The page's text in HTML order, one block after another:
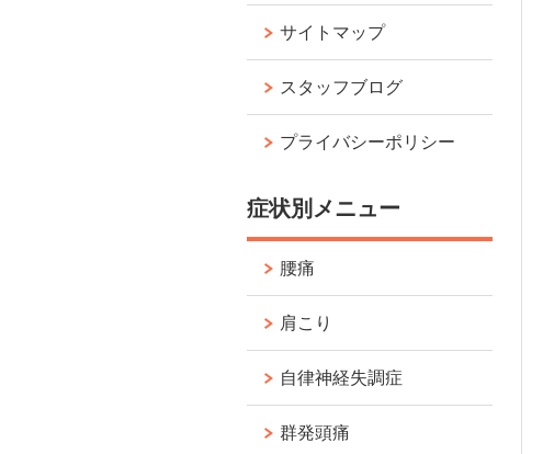
サイトマップ
スタッフブログ
プライバシーポリシー
症状別メニュー
腰痛
肩こり
自律神経失調症
群発頭痛